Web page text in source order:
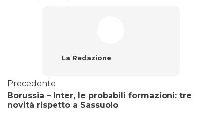
La Redazione
Precedente
Borussia – Inter, le probabili formazioni: tre
novità rispetto a Sassuolo